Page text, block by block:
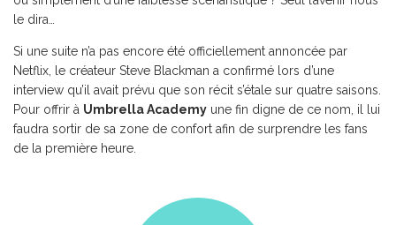
le dira…
Si une suite n’a pas encore été officiellement annoncée par
Netflix, le créateur Steve Blackman a confirmé lors d’une
interview qu’il avait prévu que son récit s’étale sur quatre saisons.
Pour offrir à Umbrella Academy une fin digne de ce nom, il lui
faudra sortir de sa zone de confort afin de surprendre les fans
de la première heure.